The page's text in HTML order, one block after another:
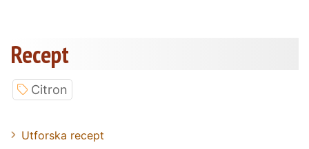
Recept
Citron
Utforska recept